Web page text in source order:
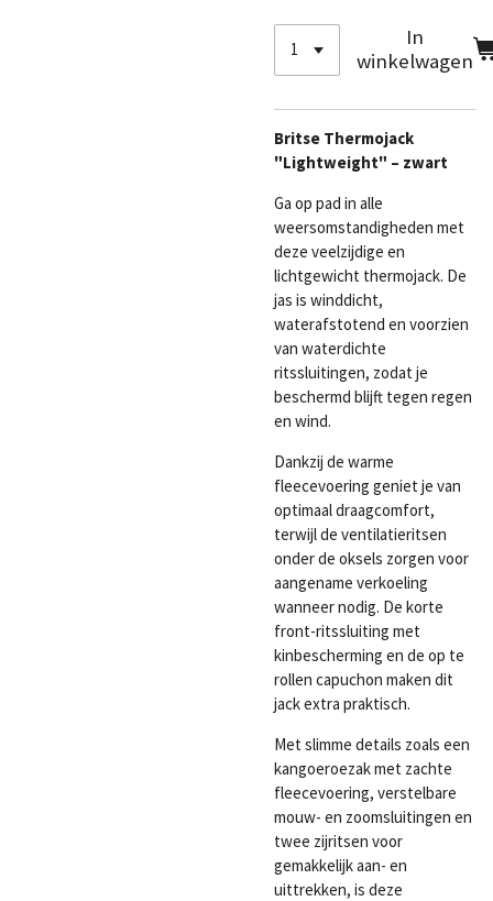
In
winkelwagen
Britse Thermojack
"Lightweight" – zwart
Ga op pad in alle
weersomstandigheden met
deze veelzijdige en
lichtgewicht thermojack. De
jas is winddicht,
waterafstotend en voorzien
van waterdichte
ritssluitingen, zodat je
beschermd blijft tegen regen
en wind.
Dankzij de warme
fleecevoering geniet je van
optimaal draagcomfort,
terwijl de ventilatieritsen
onder de oksels zorgen voor
aangename verkoeling
wanneer nodig. De korte
front-ritssluiting met
kinbescherming en de op te
rollen capuchon maken dit
jack extra praktisch.
Met slimme details zoals een
kangoeroezak met zachte
fleecevoering, verstelbare
mouw- en zoomsluitingen en
twee zijritsen voor
gemakkelijk aan- en
uittrekken, is deze